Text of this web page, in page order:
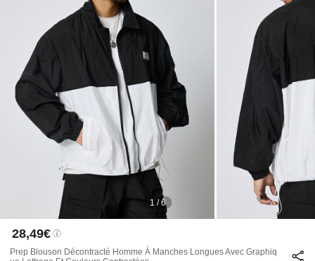
1 / 6
28,49€
Prep Blouson Décontracté Homme À Manches Longues Avec Graphiq